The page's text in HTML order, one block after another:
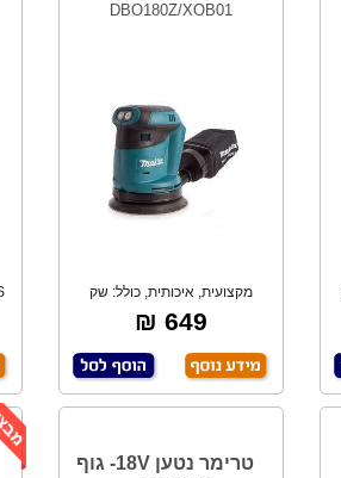
DBO180Z/XOB01
מקצועית, איכותית, כולל: שק
איסוף שבבים.
649 ₪
טרימר נטען 18V- גוף